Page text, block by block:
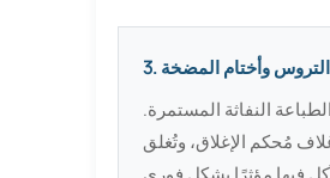
التروس وأختام المضخة
النفاثة المستمرة.
مُحكم الإغلاق، وتُغلق